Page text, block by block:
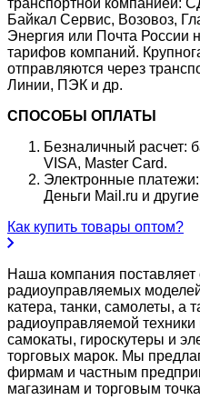
Байкал Сервис, Возовоз,
Энергия или Почта России
тарифов компаний.
отправляются через
Линии, ПЭК и др.
СПОСОБЫ ОПЛАТЫ
Безналичный расчет:
VISA, Master Card.
Электронные
Деньги Mail.ru и
Как купить товары оптом?
Наша компания
радиоуправляемых
катера, танки, самолеты, а
радиоуправляемой техники
самокаты, гироскутеры и
торговых марок. Мы
фирмам и частным
магазинам и торговым